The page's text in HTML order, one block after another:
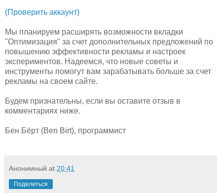
(Проверить аккаунт)
Мы планируем расширять возможности вкладки
"Оптимизация" за счет дополнительных предложений по
повышению эффективности рекламы и настроек
экспериментов. Надеемся, что новые советы и
инструменты помогут вам зарабатывать больше за счет
рекламы на своем сайте.
Будем признательны, если вы оставите отзыв в
комментариях ниже.
Бен Бёрт (Ben Birt), программист
Анонимный at 20:41
Поделиться